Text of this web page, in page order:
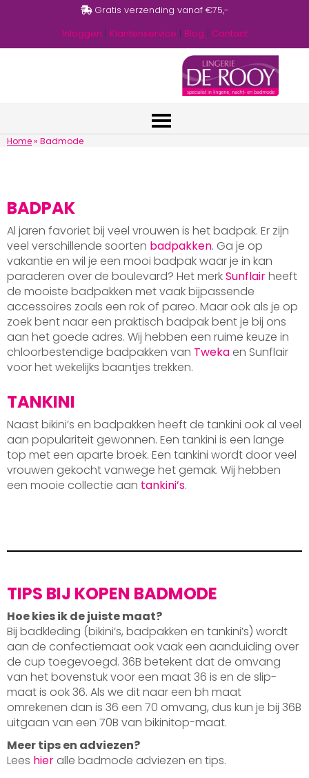
Gratis verzending vanaf €75,-
Inloggen | Klantenservice | Blog | Contact
Home» Badmode
BADPAK
Al jaren favoriet bij veel vrouwen is het badpak. Er zijn
veel verschillende soorten badpakken. Ga je op
vakantie en wil je een mooi badpak waar je in kan
paraderen over de boulevard? Het merkSunflairheeft
de mooiste badpakken met vaak bijpassende
accessoires zoals een rok of pareo. Maar ook als je op
zoek bent naar een praktisch badpak bent je bij ons
aan het goede adres. Wij hebben een ruime keuze in
chloorbestendige badpakken van Tweka en Sunflair
voor het wekelijks baantjes trekken.
TANKINI
Naast bikini’s en badpakken heeft de tankini ook al veel
aan populariteit gewonnen. Een tankini is een lange
top met een aparte broek. Een tankini wordt door veel
vrouwen gekocht vanwege het gemak. Wij hebben
een mooie collectie aan tankini’s.
TIPS BIJ KOPEN BADMODE
Hoe kies ik de juiste maat?
Bij badkleding (bikini’s, badpakken en tankini’s) wordt
aan de confectiemaat ook vaak een aanduiding over
de cup toegevoegd. 36B betekent dat de omvang
van het bovenstuk voor een maat 36 is en de slip-
maat is ook 36. Als we dit naar een bh maat
omrekenen dan is 36 een 70 omvang, dus kun je bij 36B
uitgaan van een 70B van bikinitop-maat.
Meer tips en adviezen?
Lees hier alle badmode adviezen en tips.